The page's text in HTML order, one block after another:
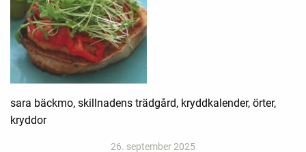
sara bäckmo, skillnadens trädgård, kryddkalender, örter,
kryddor
26. september 2025